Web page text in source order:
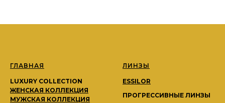
ГЛАВНАЯ
LUXURY COLLECTION
ЖЕНСКАЯ КОЛЛЕКЦИЯ
МУЖСКАЯ КОЛЛЕКЦИЯ
ЛИНЗЫ
ESSILOR
ПРОГРЕССИВНЫЕ ЛИНЗЫ